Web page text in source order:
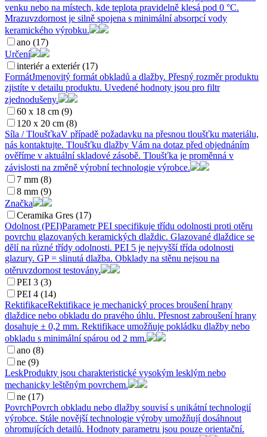
venku nebo na místech, kde teplota pravidelně klesá pod 0 °C.
Mrazuvzdornost je silně spojena s minimální absorpcí vody
keramického výrobku.
ano (17)
Určení
interiér a exteriér (17)
FormátJmenovitý formát obkladů a dlažby. Přesný rozměr produktu
zjistíte v detailu produktu. Uvedené hodnoty jsou pro filtr
zjednodušeny.
60 x 18 cm (9)
120 x 20 cm (8)
Síla / TloušťkaV případě požadavku na přesnou tloušťku materiálu,
nás kontaktujte. Tloušťku dlažby Vám na dotaz před objednáním
ověříme v aktuální skladové zásobě. Tloušťka je proměnná v
závislosti na změně výrobní technologie výrobce.
7 mm (8)
8 mm (9)
Značka
Ceramika Gres (17)
Odolnost (PEI)Parametr PEI specifikuje třídu odolnosti proti otěru
povrchu glazovaných keramických dlaždic. Glazované dlaždice se
dělí na různé třídy odolnosti. PEI 5 je nejvyšší třída odolnosti
glazury. GP = slinutá dlažba. Obklady na stěnu nejsou na
otěruvzdornost testovány.
PEI 3 (3)
PEI 4 (14)
RektifikaceRektifikace je mechanický proces broušení hrany
dlaždice nebo obkladu do pravého úhlu. Přesnost zabroušení hrany
dosahuje ± 0,2 mm. Rektifikace umožňuje pokládku dlažby nebo
obkladu s minimální spárou od 2 mm.
ano (8)
ne (9)
LeskProdukty jsou charakteristické vysokým lesklým nebo
mechanicky leštěným povrchem.
ne (17)
PovrchPovrch obkladu nebo dlažby souvisí s unikátní technologií
výrobce. Stále novější technologie výroby umožňují dosáhnout
ohromujících detailů. Hodnoty parametru jsou pouze orientační.